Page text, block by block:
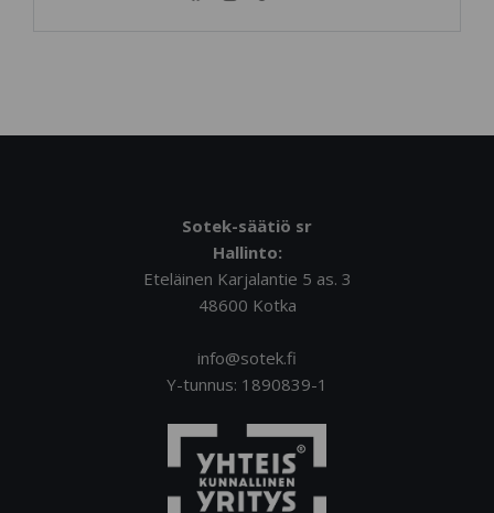
Sotek-säätiö sr
Hallinto:
Eteläinen Karjalantie 5 as. 3
48600 Kotka
info@sotek.fi
Y-tunnus: 1890839-1